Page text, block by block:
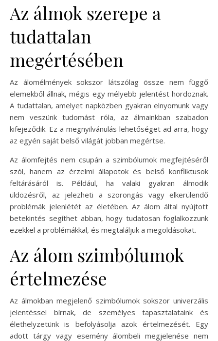
Az álmok szerepe a
tudattalan
megértésében
Az álomélmények sokszor látszólag össze nem függő
elemekből állnak, mégis egy mélyebb jelentést hordoznak.
A tudattalan, amelyet napközben gyakran elnyomunk vagy
nem veszünk tudomást róla, az álmainkban szabadon
kifejeződik. Ez a megnyilvánulás lehetőséget ad arra, hogy
az egyén saját belső világát jobban megértse.
Az álomfejtés nem csupán a szimbólumok megfejtéséről
szól, hanem az érzelmi állapotok és belső konfliktusok
feltárásáról is. Például, ha valaki gyakran álmodik
üldözésről, az jelezheti a szorongás vagy elkerülendő
problémák jelenlétét az életében. Az álom által nyújtott
betekintés segíthet abban, hogy tudatosan foglalkozzunk
ezekkel a problémákkal, és megtaláljuk a megoldásokat.
Az álom szimbólumok
értelmezése
Az álmokban megjelenő szimbólumok sokszor univerzális
jelentéssel bírnak, de személyes tapasztalataink és
élethelyzetünk is befolyásolja azok értelmezését. Egy
adott tárgy vagy esemény álombeli megjelenése nem